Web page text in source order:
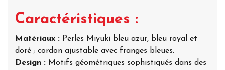
Caractéristiques :
Matériaux : Perles Miyuki bleu azur, bleu royal et
doré ; cordon ajustable avec franges bleues.
Design : Motifs géométriques sophistiqués dans des